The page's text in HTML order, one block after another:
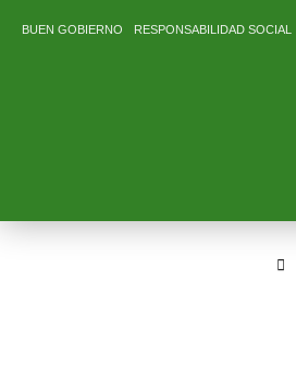
BUEN GOBIERNO RESPONSABILIDAD SOCIAL